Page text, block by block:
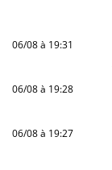
06/08 à 19:31
06/08 à 19:28
06/08 à 19:27